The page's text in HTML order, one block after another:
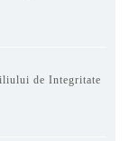
de Integritate